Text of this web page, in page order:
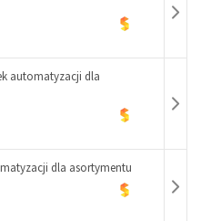
automatyzacji dla
dla asortymentu